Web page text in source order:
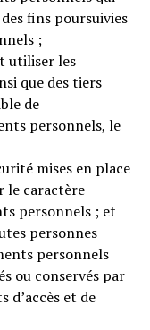
fins poursuivies
;
utiliser les
que des tiers
de
personnels, le
mises en place
le caractère
personnels ; et
personnes
personnels
ou conservés par
d’accès et de